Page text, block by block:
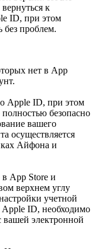
к
ID, при этом
без проблем.
нет в App
Apple ID, при этом
безопасно
вашего
осуществляется
Айфона и
App Store и
верхнем углу
учетной
Apple ID, необходимо
вашей электронной